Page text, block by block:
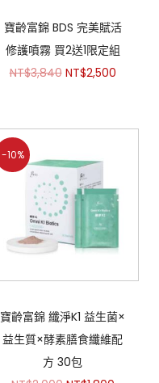
寶齡富錦 BDS 完美賦活
修護噴霧 買2送1限定組
NT$3,840 NT$2,500
-10%
寶齡富錦 纖淨K1 益生菌×
益生質×酵素膳食纖維配
方 30包